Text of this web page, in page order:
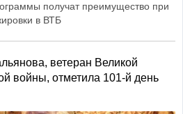
получат преимущество при
в ВТБ
ветеран Великой
войны, отметила 101-й день